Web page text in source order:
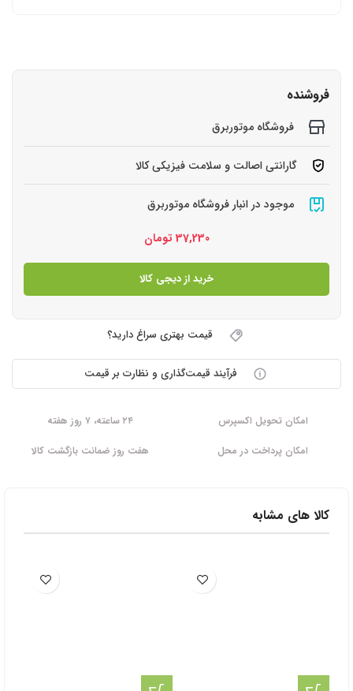
فروشنده
فروشگاه موتوربرق
گارانتی اصالت و سلامت فیزیکی کالا
موجود در انبار فروشگاه موتوربرق
37,230 تومان
خرید از دیجی کالا
قیمت بهتری سراغ دارید؟
فرآیند قیمت‌گذاری و نظارت بر قیمت
امکان تحویل اکسپرس
۲۴ ساعته، ۷ روز هفته
امکان پرداخت در محل
هفت روز ضمانت بازگشت کالا
کالا های مشابه